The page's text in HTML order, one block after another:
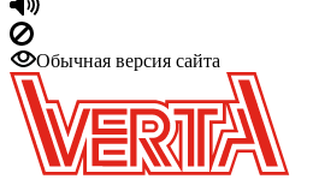
Обычная версия сайта